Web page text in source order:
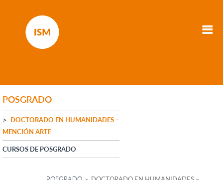
POSGRADO
DOCTORADO EN HUMANIDADES –
MENCIÓN ARTE
CURSOS DE POSGRADO